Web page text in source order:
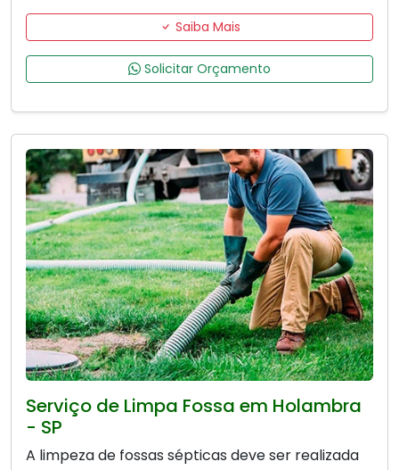
Saiba Mais
Solicitar Orçamento
Serviço de Limpa Fossa em Holambra
- SP
A limpeza de fossas sépticas deve ser realizada